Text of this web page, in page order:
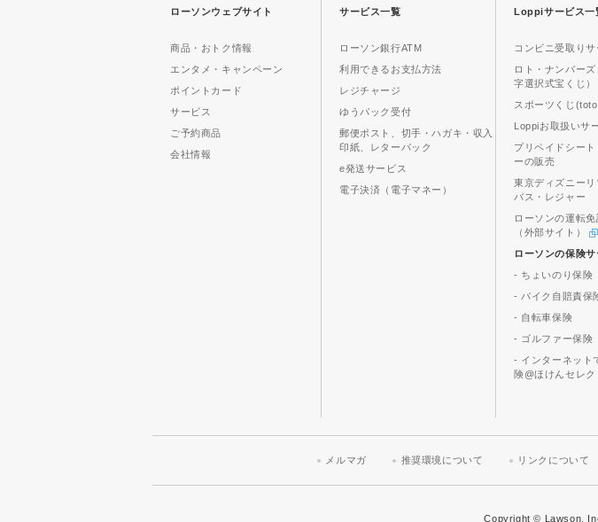
ローソンウェブサイト
商品・おトク情報
エンタメ・キャンペーン
ポイントカード
サービス
ご予約商品
会社情報
サービス一覧
ローソン銀行ATM
利用できるお支払方法
レジチャージ
ゆうパック受付
郵便ポスト、切手・ハガキ・収入
印紙、レターパック
e発送サービス
電子決済（電子マネー）
Loppiサービス一
コンビニ受取りサ
ロト・ナンバー
字選択式宝くじ）
スポーツくじ
Loppiお取扱いサ
プリペイドシー
ーの販売
東京ディズニー
バス・レジャー
ローソンの運転免
（外部サイト）
ローソンの保険サ
- ちょいのり保険
- バイク自賠責保
- 自転車保険
- ゴルファー保険
- インターネット
険@ほけんセレク
メルマガ 推奨環境について リンクについて
Copyright © Lawson,